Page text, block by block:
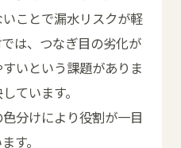
ことで漏水リスクが軽
は、つなぎ目の劣化が
いという課題がありま
ています。
分けにより役割が一目
す。